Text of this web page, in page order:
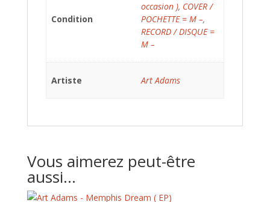
Condition
occasion ), COVER /
POCHETTE = M –,
RECORD / DISQUE =
M –
Artiste Art Adams
Vous aimerez peut-être
aussi…